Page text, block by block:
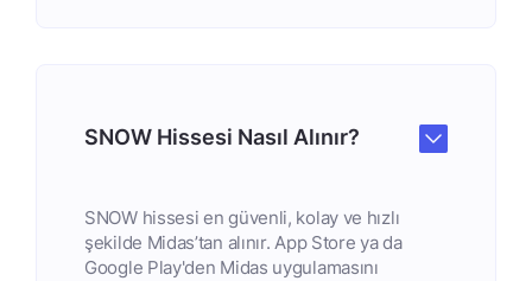
SNOW Hissesi Nasıl Alınır?
SNOW hissesi en güvenli, kolay ve hızlı
şekilde Midas’tan alınır. App Store ya da
Google Play'den Midas uygulamasını